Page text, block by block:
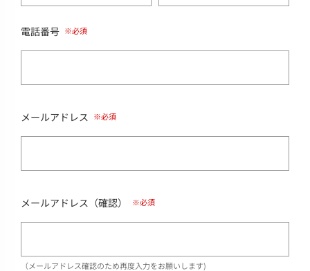
電話番号
メールアドレス
メールアドレス（確認）
（メールアドレス確認のため再度入力をお願いします)